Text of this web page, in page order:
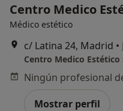
Centro Medico
Médico estético
c/ Latina 24, Madrid •
Centro Medico Estético
Mostrar perfil